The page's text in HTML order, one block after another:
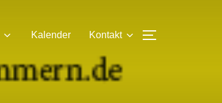
Kalender Kontakt